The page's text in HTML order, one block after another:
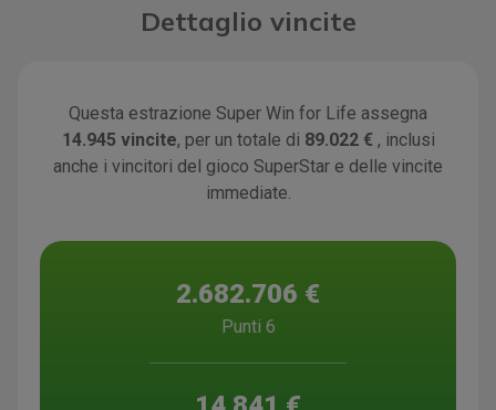
Dettaglio vincite
Questa estrazione Super Win for Life assegna
14.945 vincite, per un totale di 89.022 € , inclusi
anche i vincitori del gioco SuperStar e delle vincite
immediate.
2.682.706 €
Punti 6